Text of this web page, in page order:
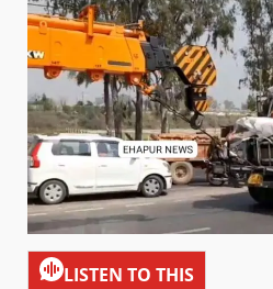
LISTEN TO THIS